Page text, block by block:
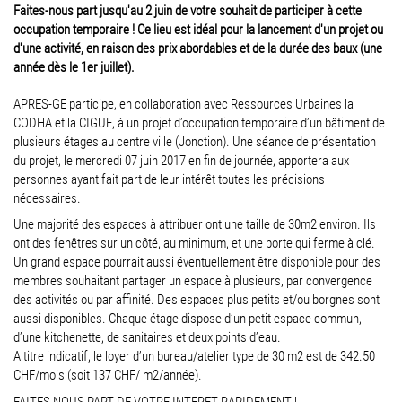
Faites-nous part jusqu'au 2 juin de votre souhait de participer à cette
occupation temporaire ! Ce lieu est idéal pour la lancement d'un projet ou
d'une activité, en raison des prix abordables et de la durée des baux (une
année dès le 1er juillet).
APRES-GE participe, en collaboration avec Ressources Urbaines la
CODHA et la CIGUE, à un projet d’occupation temporaire d’un bâtiment de
plusieurs étages au centre ville (Jonction). Une séance de présentation
du projet, le mercredi 07 juin 2017 en fin de journée, apportera aux
personnes ayant fait part de leur intérêt toutes les précisions
nécessaires.
Une majorité des espaces à attribuer ont une taille de 30m2 environ. Ils
ont des fenêtres sur un côté, au minimum, et une porte qui ferme à clé.
Un grand espace pourrait aussi éventuellement être disponible pour des
membres souhaitant partager un espace à plusieurs, par convergence
des activités ou par affinité. Des espaces plus petits et/ou borgnes sont
aussi disponibles. Chaque étage dispose d’un petit espace commun,
d’une kitchenette, de sanitaires et deux points d’eau.
A titre indicatif, le loyer d’un bureau/atelier type de 30 m2 est de 342.50
CHF/mois (soit 137 CHF/ m2/année).